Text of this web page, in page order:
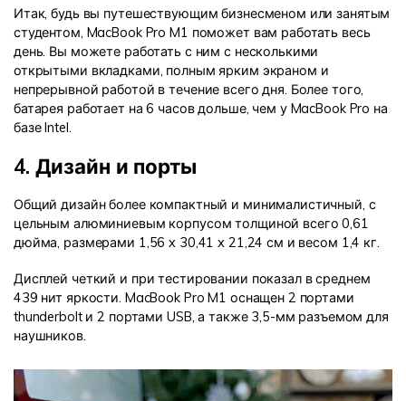
Итак, будь вы путешествующим бизнесменом или занятым
студентом, MacBook Pro M1 поможет вам работать весь
день. Вы можете работать с ним с несколькими
открытыми вкладками, полным ярким экраном и
непрерывной работой в течение всего дня. Более того,
батарея работает на 6 часов дольше, чем у MacBook Pro на
базе Intel.
4. Дизайн и порты
Общий дизайн более компактный и минималистичный, с
цельным алюминиевым корпусом толщиной всего 0,61
дюйма, размерами 1,56 x 30,41 x 21,24 см и весом 1,4 кг.
Дисплей четкий и при тестировании показал в среднем
439 нит яркости. MacBook Pro M1 оснащен 2 портами
thunderbolt и 2 портами USB, а также 3,5-мм разъемом для
наушников.